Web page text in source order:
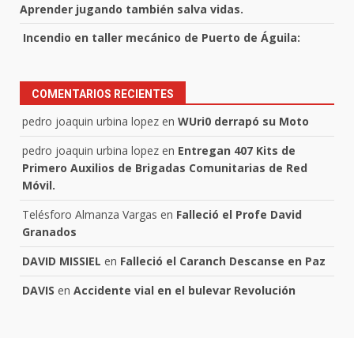
Aprender jugando también salva vidas.
Incendio en taller mecánico de Puerto de Águila:
COMENTARIOS RECIENTES
pedro joaquin urbina lopez en WUri0 derrapó su Moto
pedro joaquin urbina lopez en Entregan 407 Kits de
Primero Auxilios de Brigadas Comunitarias de Red
Móvil.
Telésforo Almanza Vargas en Falleció el Profe David
Granados
DAVID MISSIEL en Falleció el Caranch Descanse en Paz
DAVIS en Accidente vial en el bulevar Revolución